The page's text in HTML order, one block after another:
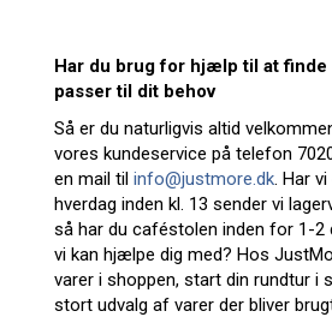
Har du brug for hjælp til at
passer til dit behov
Så er du naturligvis altid
vores kundeservice på telefon
en mail til info@justmore.dk. Har
hverdag inden kl. 13 sender vi
så har du caféstolen inden for 1-2
vi kan hjælpe dig med? Hos
varer i shoppen, start din rundtur i
stort udvalg af varer der bliver